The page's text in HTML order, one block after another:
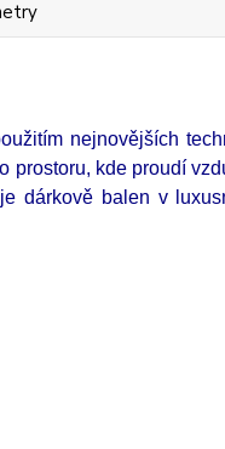
nejnovějších
prostoru, kde proudí
dárkově balen v